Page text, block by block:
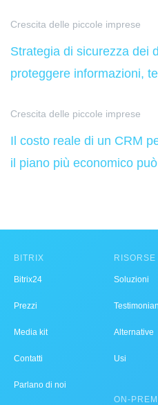
Crescita delle piccole imprese
Strategia di sicurezza dei
proteggere informazioni,
Crescita delle piccole imprese
Il costo reale di un CRM
il piano più economico
BITRIX
Bitrix24
Prezzi
Media kit
Contatti
Parlano di noi
RISORSE
Soluzioni
Alternative
Usi
ON-